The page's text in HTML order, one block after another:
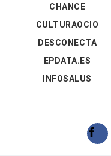
CHANCE
CULTURAOCIO
DESCONECTA
EPDATA.ES
INFOSALUS